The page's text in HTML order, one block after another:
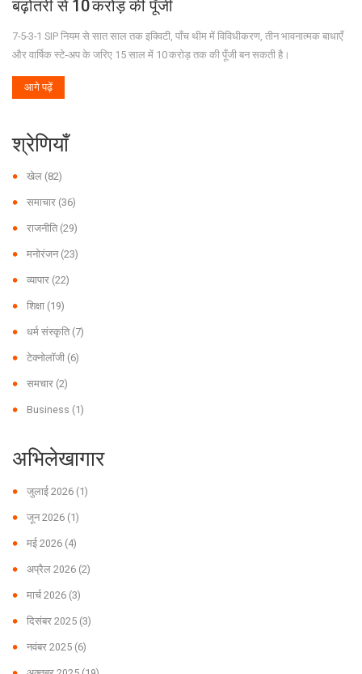
बढ़ोतरी से 10 करोड़ की पूँजी
7-5-3-1 SIP नियम से सात साल तक इक्विटी, पाँच थीम में विविधीकरण, तीन भावनात्मक बाधाएँ
और वार्षिक स्टे‑अप के जरिए 15 साल में 10 करोड़ तक की पूँजी बन सकती है।
आगे पढ़ें
श्रेणियाँ
खेल (82)
समाचार (36)
राजनीति (29)
मनोरंजन (23)
व्यापार (22)
शिक्षा (19)
धर्म संस्कृति (7)
टेक्नोलॉजी (6)
समचार (2)
Business (1)
अभिलेखागार
जुलाई 2026 (1)
जून 2026 (1)
मई 2026 (4)
अप्रैल 2026 (2)
मार्च 2026 (3)
दिसंबर 2025 (3)
नवंबर 2025 (6)